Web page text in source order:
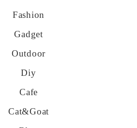
Fashion
Gadget
Outdoor
Diy
Cafe
Cat&goat